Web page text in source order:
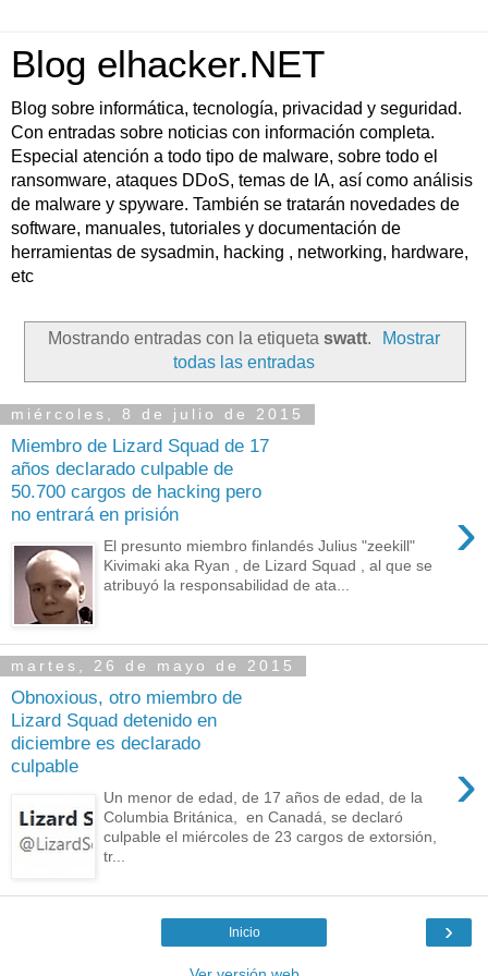
Blog elhacker.NET
Blog sobre informática, tecnología, privacidad y seguridad.
Con entradas sobre noticias con información completa.
Especial atención a todo tipo de malware, sobre todo el
ransomware, ataques DDoS, temas de IA, así como análisis
de malware y spyware. También se tratarán novedades de
software, manuales, tutoriales y documentación de
herramientas de sysadmin, hacking , networking, hardware,
etc
Mostrando entradas con la etiqueta swatt.
Mostrar
todas las entradas
miércoles, 8 de julio de 2015
Miembro de Lizard Squad de 17
años declarado culpable de
50.700 cargos de hacking pero
no entrará en prisión
›
El presunto miembro finlandés Julius "zeekill"
Kivimaki aka Ryan , de Lizard Squad , al que se
atribuyó la responsabilidad de ata...
martes, 26 de mayo de 2015
Obnoxious, otro miembro de
Lizard Squad detenido en
diciembre es declarado
culpable
›
Un menor de edad, de 17 años de edad, de la
Columbia Británica, en Canadá, se declaró
culpable el miércoles de 23 cargos de extorsión,
tr...
›
Inicio